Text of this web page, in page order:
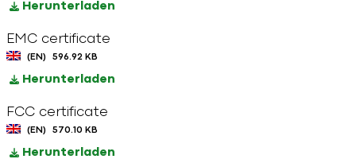
Herunterladen
EMC certificate
(EN) 596.92 KB
Herunterladen
FCC certificate
(EN) 570.10 KB
Herunterladen